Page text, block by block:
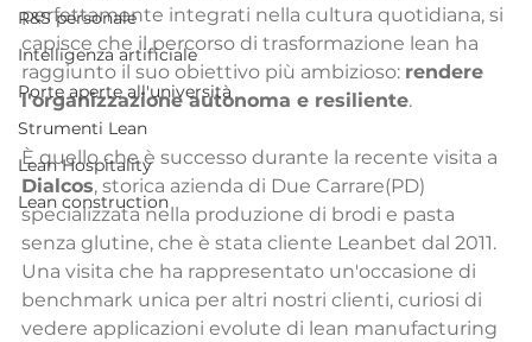
R&S personale
Intelligenza artificiale
Porte aperte all'università
Strumenti Lean
Lean Hospitality
Lean construction
perfettamente integrati nella cultura quotidiana, si
capisce che il percorso di trasformazione lean ha
raggiunto il suo obiettivo più ambizioso: rendere
l'organizzazione autonoma e resiliente.
È quello che è successo durante la recente visita a
Dialcos, storica azienda di Due Carrare(PD)
specializzata nella produzione di brodi e pasta
senza glutine, che è stata cliente Leanbet dal 2011.
Una visita che ha rappresentato un'occasione di
benchmark unica per altri nostri clienti, curiosi di
vedere applicazioni evolute di lean manufacturing